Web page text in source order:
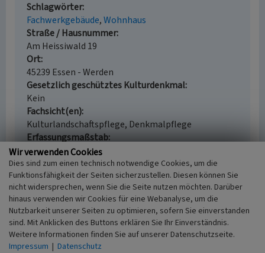
Schlagwörter
Fachwerkgebäude Wohnhaus
Straße / Hausnummer
Am Heissiwald 19
Ort
45239 Essen - Werden
Gesetzlich geschütztes Kulturdenkmal
Kein
Fachsicht(en)
Kulturlandschaftspflege, Denkmalpflege
Erfassungsmaßstab
i.d.R. 1:5.000 (größer als 1:20.000)
Erfassungsmethode
Geländebegehung/-kartierung, Archivauswertung,
Fernerkundung
Historischer Zeitraum
Beginn 1700 bis 1799
Wir verwenden Cookies
Dies sind zum einen technisch notwendige Cookies, um die
Funktionsfähigkeit der Seiten sicherzustellen. Diesen können Sie
nicht widersprechen, wenn Sie die Seite nutzen möchten. Darüber
hinaus verwenden wir Cookies für eine Webanalyse, um die
Nutzbarkeit unserer Seiten zu optimieren, sofern Sie einverstanden
sind. Mit Anklicken des Buttons erklären Sie Ihr Einverständnis.
Weitere Informationen finden Sie auf unserer Datenschutzseite.
Impressum | Datenschutz